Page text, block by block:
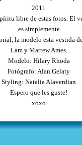
2011
libre de estas fotos. El
es simplemente
la modelo esta vestida
Lam y Mattew Ames.
Modelo: Hilary Rhoda
Fotógrafo: Alan Gelaty
Styling: Natalia Alaverdian
Espero que les guste!
xoxo